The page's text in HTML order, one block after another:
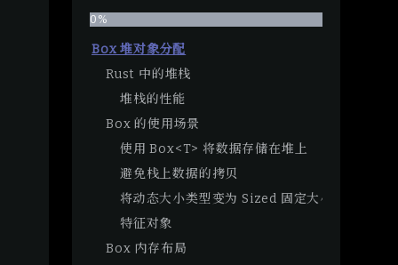
0 %
Box 堆对象分配
Rust 中的堆栈
堆栈的性能
Box 的使用场景
使用 Box<T> 将数据存储在堆上
避免栈上数据的拷贝
将动态大小类型变为 Sized 固定大小类型
特征对象
Box 内存布局